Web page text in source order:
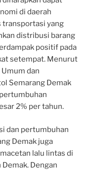
di daerah
transportasi yang
distribusi barang
positif pada
setempat. Menurut
dan
Semarang Demak
2% per tahun.
dan pertumbuhan
Demak juga
lalu lintas di
Dengan